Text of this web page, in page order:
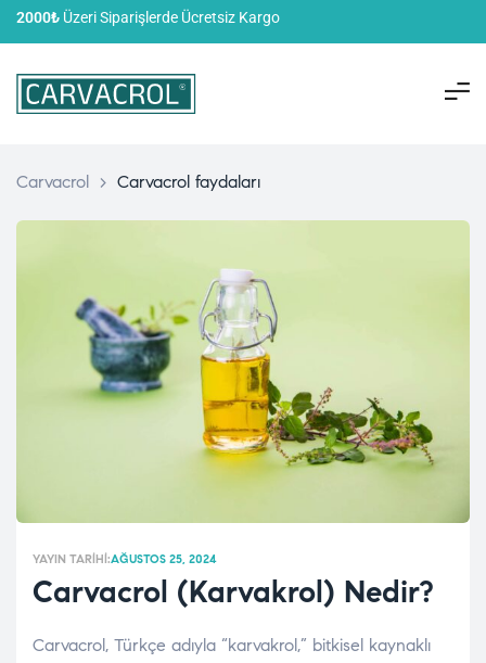
2000₺ Üzeri Siparişlerde Ücretsiz Kargo
Carvacrol > Carvacrol faydaları
YAYIN TARIHI:AĞUSTOS 25, 2024
Carvacrol (Karvakrol) Nedir?
Carvacrol, Türkçe adıyla “karvakrol,” bitkisel kaynaklı